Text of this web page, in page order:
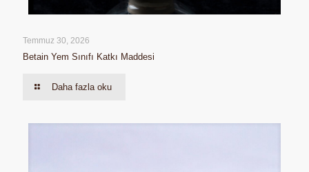
Temmuz 30, 2026
Betain Yem Sınıfı Katkı Maddesi
Daha fazla oku